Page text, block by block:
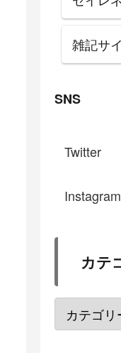
雑記サ
SNS
Twitter
Instagram
カテ